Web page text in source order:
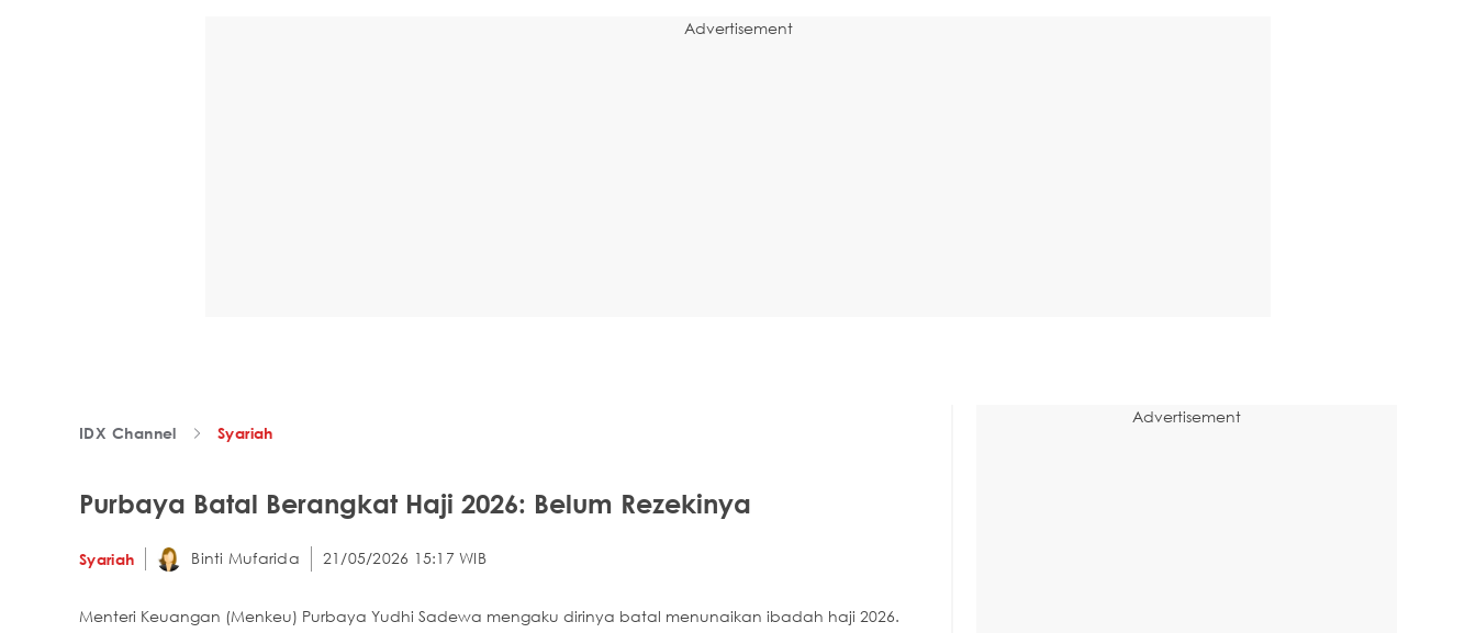
Advertisement
IDX Channel Syariah
Purbaya Batal Berangkat Haji 2026: Belum Rezekinya
Syariah Binti Mufarida 21/05/2026 15:17 WIB
Menteri Keuangan (Menkeu) Purbaya Yudhi Sadewa mengaku dirinya batal menunaikan ibadah haji 2026.
Advertisement